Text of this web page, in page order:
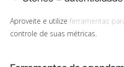
Aproveite e utilize ferramentas
controle de suas métricas.